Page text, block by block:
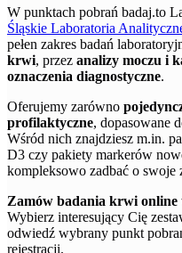
W punktach pobrań badaj.to
Śląskie Laboratoria
pełen zakres badań
krwi, przez analizy moczu i
oznaczenia diagnostyczne.
Oferujemy zarówno
profilaktyczne, dopasowane
Wśród nich znajdziesz m.in.
D3 czy pakiety markerów
kompleksowo zadbać o swoje
Zamów badania krwi online
Wybierz interesujący Cię
odwiedź wybrany punkt
rejestracji.